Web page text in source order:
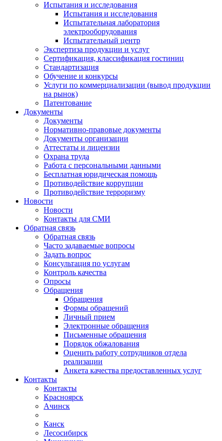
Испытания и исследования
Испытания и исследования
Испытательная лаборатория
электрооборудования
Испытательный центр
Экспертиза продукции и услуг
Сертификация, классификация гостиниц
Стандартизация
Обучение и конкурсы
Услуги по коммерциализации (вывод продукции
на рынок)
Патентование
Документы
Документы
Нормативно-правовые документы
Документы организации
Аттестаты и лицензии
Охрана труда
Работа с персональными данными
Бесплатная юридическая помощь
Противодействие коррупции
Противодействие терроризму
Новости
Новости
Контакты для СМИ
Обратная связь
Обратная связь
Часто задаваемые вопросы
Задать вопрос
Консультация по услугам
Контроль качества
Опросы
Обращения
Обращения
Формы обращений
Личный прием
Электронные обращения
Письменные обращения
Порядок обжалования
Оценить работу сотрудников отдела
реализации
Анкета качества предоставленных услуг
Контакты
Контакты
Красноярск
Ачинск
Канск
Лесосибирск